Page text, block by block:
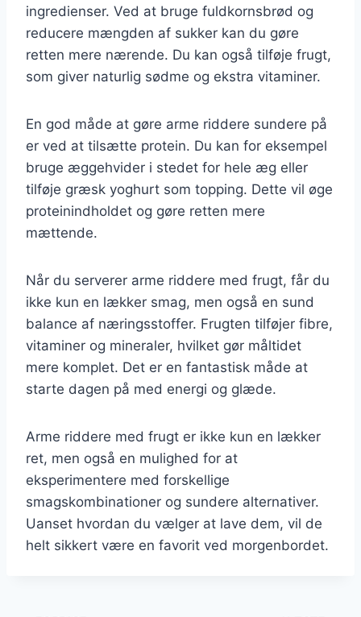
ingredienser. Ved at bruge fuldkornsbrød og
reducere mængden af sukker kan du gøre
retten mere nærende. Du kan også tilføje frugt,
som giver naturlig sødme og ekstra vitaminer.
En god måde at gøre arme riddere sundere på
er ved at tilsætte protein. Du kan for eksempel
bruge æggehvider i stedet for hele æg eller
tilføje græsk yoghurt som topping. Dette vil øge
proteinindholdet og gøre retten mere
mættende.
Når du serverer arme riddere med frugt, får du
ikke kun en lækker smag, men også en sund
balance af næringsstoffer. Frugten tilføjer fibre,
vitaminer og mineraler, hvilket gør måltidet
mere komplet. Det er en fantastisk måde at
starte dagen på med energi og glæde.
Arme riddere med frugt er ikke kun en lækker
ret, men også en mulighed for at
eksperimentere med forskellige
smagskombinationer og sundere alternativer.
Uanset hvordan du vælger at lave dem, vil de
helt sikkert være en favorit ved morgenbordet.